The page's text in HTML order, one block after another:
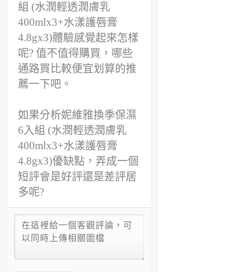
組 (水潤輕透潤膚乳
400mlx3+水漾護唇膏
4.8gx3)體驗感覺起來怎樣
呢? 值不值得購買，哪些
通路買比較便宜划算的推
薦一下吧。
如果分析妮維雅換季保濕
6入組 (水潤輕透潤膚乳
400mlx3+水漾護唇膏
4.8gx3)優缺點，弄成一個
短評會是好評還是差評居
多呢?